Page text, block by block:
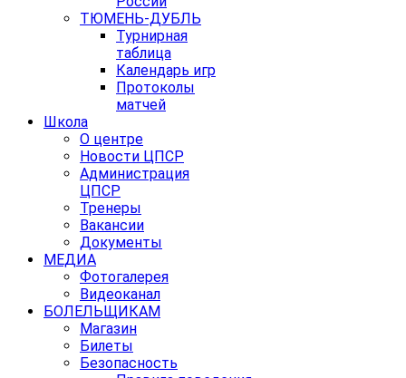
ТЮМЕНЬ-ДУБЛЬ
Турнирная
таблица
Календарь игр
Протоколы
матчей
Школа
О центре
Новости ЦПСР
Администрация
ЦПСР
Тренеры
Вакансии
Документы
МЕДИА
Фотогалерея
Видеоканал
БОЛЕЛЬЩИКАМ
Магазин
Билеты
Безопасность